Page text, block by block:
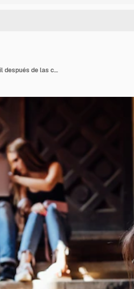
Chica universitaria trabajando con una computadora portátil después de las clases